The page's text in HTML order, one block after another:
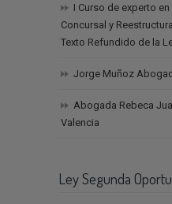
I Curso de experto
Concursal y
Texto Refundido de la
Jorge Muñoz
Abogada Rebeca
Valencia
Ley Segunda